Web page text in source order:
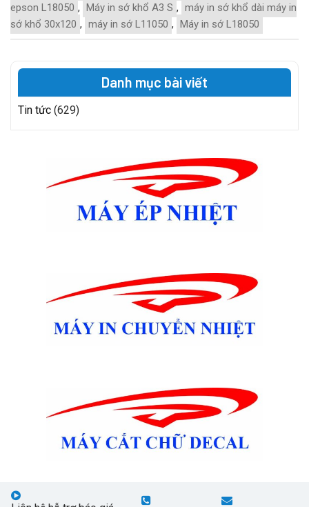
epson L18050 , Máy in sớ khổ A3 S , máy in sớ khổ dài máy in
sớ khổ 30x120 , máy in sớ L11050 , Máy in sớ L18050
Danh mục bài viết
Tin tức (629)